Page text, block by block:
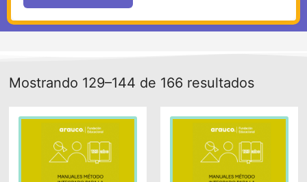
Mostrando 129–144 de 166 resultados